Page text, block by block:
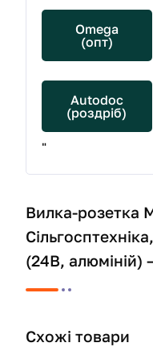
Omega
(опт)
Autodoc
(роздріб)
"
Вилка-
(24В, алюміній)
Схожі товари